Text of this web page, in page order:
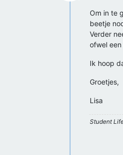
Om in te
beetje
Verder
ofwel
Ik hoop
Groetjes,
Lisa
Student